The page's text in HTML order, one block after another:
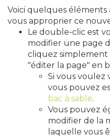
Voici quelques
vous approprier ce
Le double-clic est
modifier une page
cliquez simplement
"éditer la page" en
Si vous voulez
vous pouvez
bac à sable.
Vous pouvez
modifier de la
laquelle vous